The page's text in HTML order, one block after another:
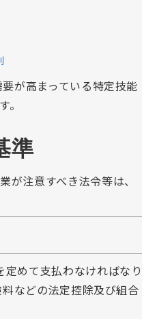
が高まっている特定技能
準
注意すべき法令等は、
めて支払わなければなり
などの法定控除及び組合